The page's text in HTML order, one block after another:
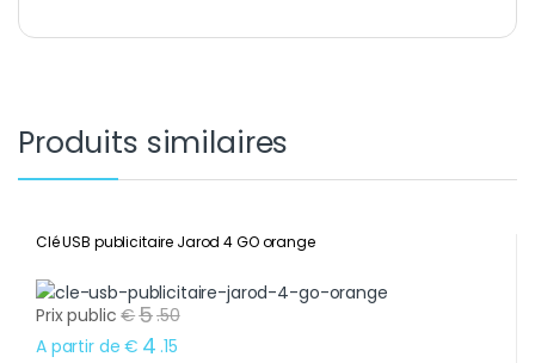
Produits similaires
Clé USB publicitaire Jarod 4 GO orange
Prix public €5.50
A partir de € 4 .15